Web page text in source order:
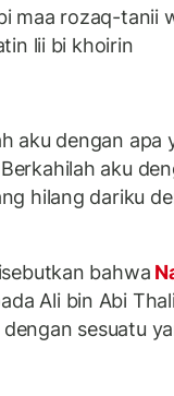
maa rozaq-tanii
lii bi khoirin
aku dengan apa
aku
hilang dariku
bahwa
Ali bin Abi
sesuatu